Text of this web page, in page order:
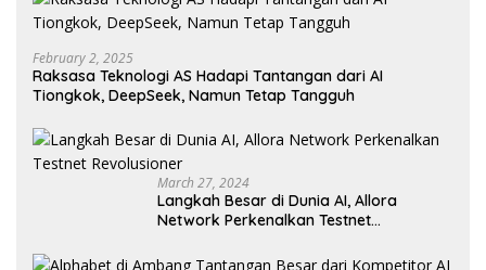
February 2, 2025
Raksasa Teknologi AS Hadapi Tantangan dari AI
Tiongkok, DeepSeek, Namun Tetap Tangguh
March 27, 2024
Langkah Besar di Dunia AI, Allora
Network Perkenalkan Testnet